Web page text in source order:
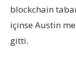
blockchain
içinse Austin
gitti.